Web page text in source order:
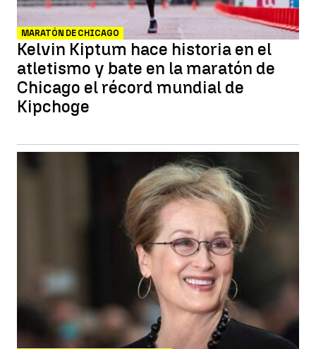
MARATÓN DE CHICAGO
Kelvin Kiptum hace historia en el
atletismo y bate en la maratón de
Chicago el récord mundial de
Kipchoge